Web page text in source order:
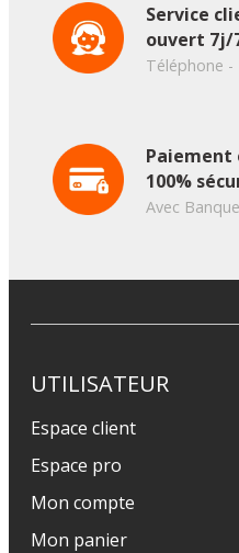
Service
ouvert 7j/
Téléphone -
Paiement
100%
Avec
UTILISATEUR
Espace client
Espace pro
Mon compte
Mon panier